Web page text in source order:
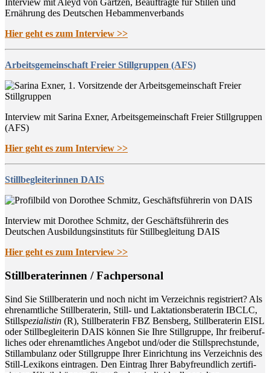
Interview mit Aleyd von Gartzen, Beauftragte für Stillen und
Ernährung des Deutschen Hebammenverbands
Hier geht es zum Interview >>
Arbeitsgemeinschaft Freier Stillgruppen (AFS)
Interview mit Sarina Exner, Arbeitsgemeinschaft Freier Stillgruppen
(AFS)
Hier geht es zum Interview >>
Stillbegleiterinnen DAIS
Interview mit Dorothee Schmitz, der Geschäftsführerin des
Deutschen Ausbildungsinstituts für Stillbegleitung DAIS
Hier geht es zum Interview >>
Still­be­ra­te­rin­nen / Fachpersonal
Sind Sie Still­be­ra­te­rin und noch nicht im Ver­zeich­nis regis­triert? Als
ehren­amt­li­che Still­be­ra­te­rin, Still- und Lak­ta­ti­ons­be­ra­te­rin IBCLC,
Stillspe­zia­lis­tin (R), Still­be­ra­te­rin FBZ Bens­berg, Still­be­ra­te­rin EISL
oder Still­be­glei­te­rin DAIS kön­nen Sie Ihre Still­grup­pe, Ihr frei­be­ruf­
li­ches oder ehren­amt­li­ches Ange­bot und/oder die Still­sprech­stun­de,
Still­am­bu­lanz oder Still­grup­pe Ihrer Ein­rich­tung ins Ver­zeich­nis des
Still-Lexi­kons ein­tra­gen. Den Ein­trag Ihrer Baby­freund­lich zer­ti­fi­